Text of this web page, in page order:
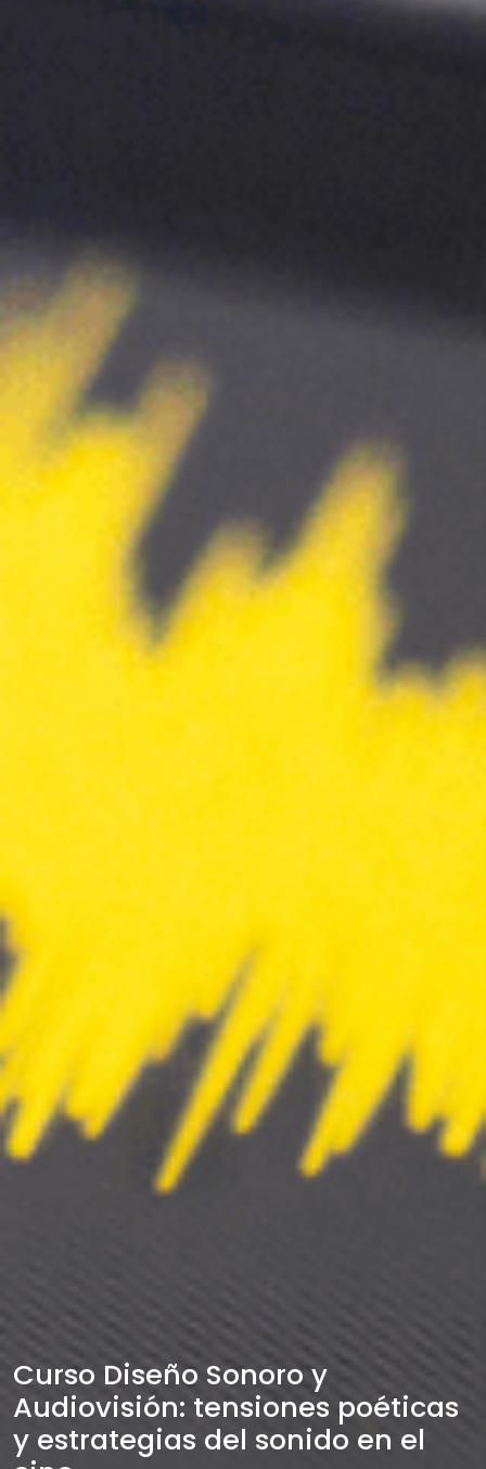
Curso Diseño Sonoro y
Audiovisión: tensiones poéticas
y estrategias del sonido en el